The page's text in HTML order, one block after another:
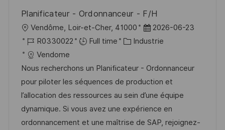
Planificateur - Ordonnanceur - F/H
o
c
a
l
i
s
a
Vendôme, Loir-et-Cher, 41000
D
a
e
d
’
a
f
2026-06-23
R
é
f
é
r
e
n
R0330022 Full time
C
t
é
g
o
r
Industrie
Vendome
Nous recherchons un Planificateur - Ordonnanceur
pour piloter les séquences de production et
l’allocation des ressources au sein d’une équipe
dynamique. Si vous avez une expérience en
ordonnancement et une maîtrise de SAP, rejoignez-